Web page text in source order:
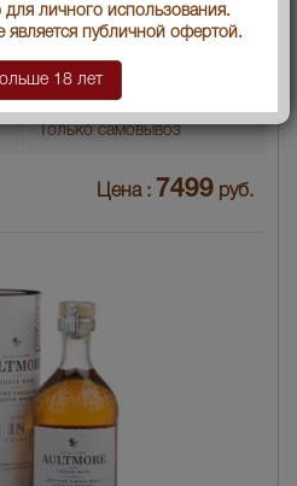
14907
"Джон Дюар энд Санс Лтд"
Только самовывоз
Цена : 7499 руб.
для личного использования.
публичной офертой.
Мне больше 18 лет